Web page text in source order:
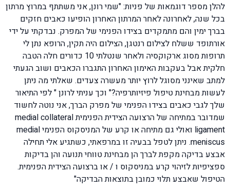
להלן מספר דוגמאות של פניות: "שמי רונן, אני משתתף במרוץ מרתון
בכל שנה, לאחרונה לאחר המרתון האחרון הופיעו כאבים חזקים
בברך ימין והם מתמקדים בצידו הפנימי של המפרק. נבדקתי על ידי
אורתופד ששלח לצילום רנטגן, הצילום היה תקין, הרופא נתן לי
תרופות מסוג ארקוקסיה ולאחר שנטלתי 10 כדורים חלה הטבה
חלקית אבל בעקבות האימון האחרון התגברו הכאבים ושוב הגעתי
למתב שאינני מסוגל לרוץ יותר מעשרה צעדים. שאלתי מה ניתן
לעשות מבחינת טיפול פיזיותרפיה?" וכך עניתי לרונן " לפי התיאור
שלך לגבי כאבים בצידו הפנימי של מפרק הברך, אני נוטה לחשוד
שמדובר במתיחה של הרצועה הצידית הפנימית medial collateral
ligament ואולי גם מתיחה או קרע של המניסקוס הפנימי medial
meniscus. ניתן לטפל בבעיה זו במרפאתי, כשתגיע אלי תחילה
אבצע בדיקה מקפת לברך הן מבחינת טווחי תנועה והן בדיקות
ספציפיות לזיהוי קרע במניסקוס ו / או ברצועה הצידית הפנימית.
הטיפול שאבצע תלוי כמובן בתוצאות הבדיקה"